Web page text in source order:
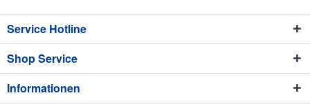
Service Hotline
Shop Service
Informationen